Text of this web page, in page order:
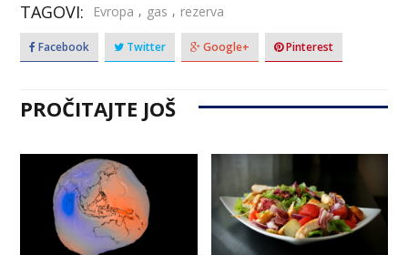
TAGOVI: Evropa , gas , rezerva
Facebook Twitter Google+ Pinterest
PROČITAJTE JOŠ